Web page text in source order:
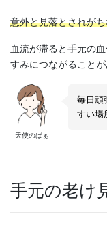
意外と見落とされが
血流が滞ると手元の
すみにつながることが
天使のぱぁ
毎日頑
すい場
手元の老け